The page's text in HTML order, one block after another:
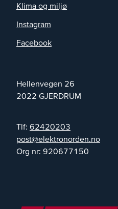
Hellenvegen 26
2022 GJERDRUM
Tlf: 62420203
on.nedronortkele@tsop
Org nr: 920677150
Klima og miljø
Instagram
Facebook